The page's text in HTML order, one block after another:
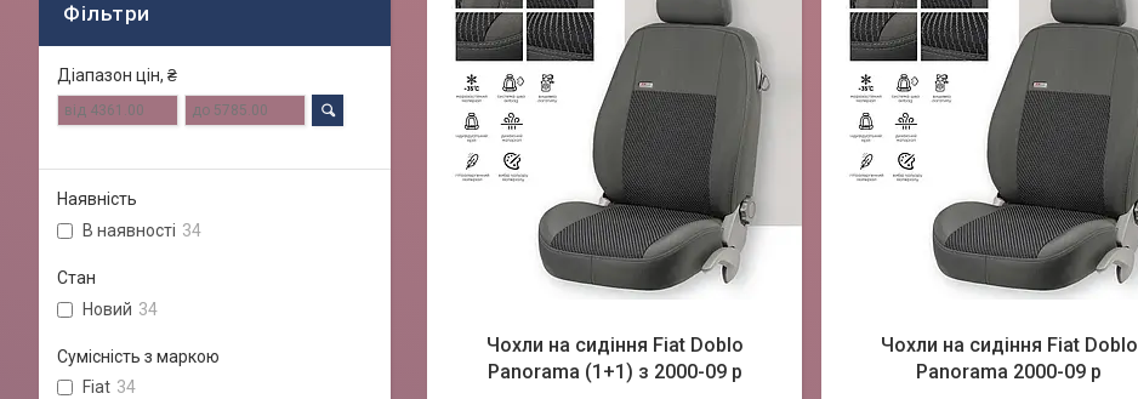
Чохли на сидіння Fiat Doblo
Panorama (1+1) з 2000-09 р
Чохли на сидіння Fiat Doblo
Panorama 2000-09 р
Фільтри
Діапазон цін, ₴
Наявність
В наявності 34
Стан
Новий 34
Сумісність з маркою
Fiat 34